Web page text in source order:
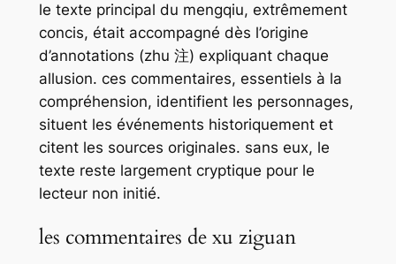
le texte principal du mengqiu, extrêmement
concis, était accompagné dès l’origine
d’annotations (zhu 注) expliquant chaque
allusion. ces commentaires, essentiels à la
compréhension, identifient les personnages,
situent les événements historiquement et
citent les sources originales. sans eux, le
texte reste largement cryptique pour le
lecteur non initié.
les commentaires de xu ziguan